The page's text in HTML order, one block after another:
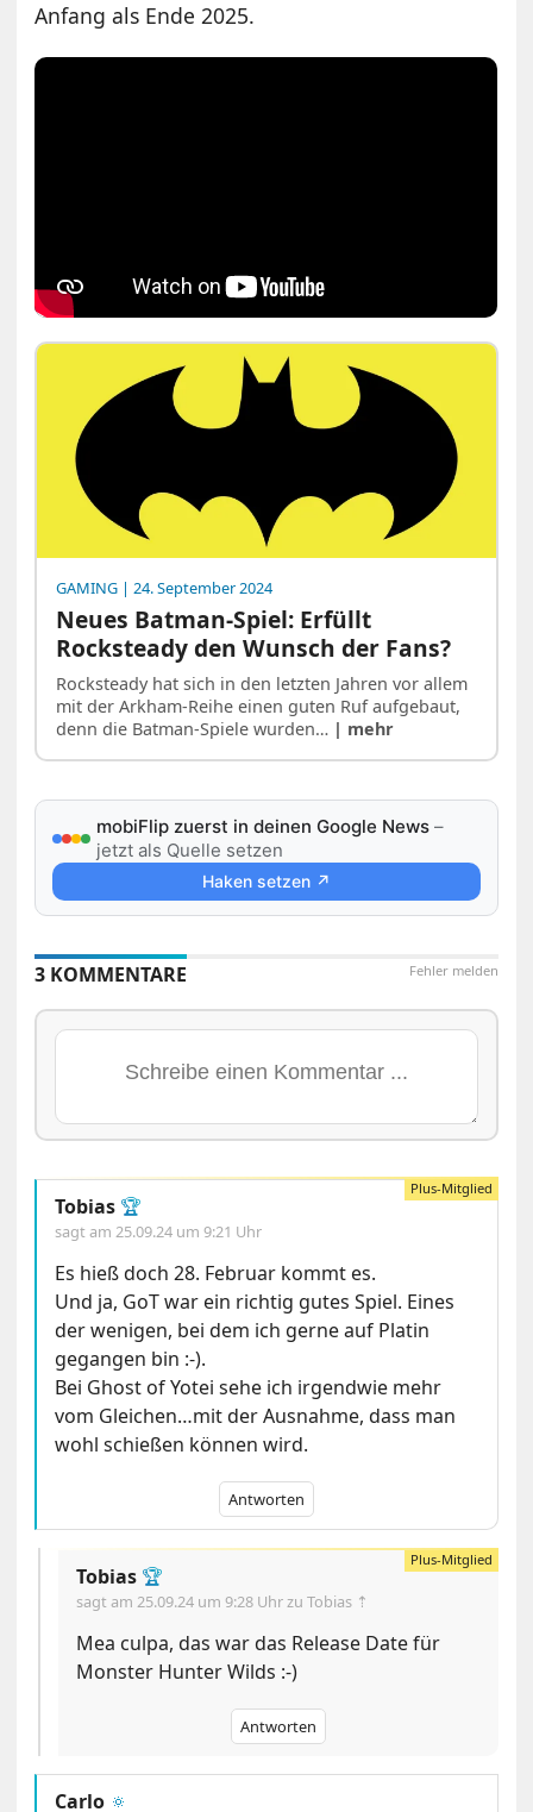
Anfang als Ende 2025.
GAMING | 24. September 2024
Neues Batman-Spiel: Erfüllt
Rocksteady den Wunsch der Fans?
Rocksteady hat sich in den letzten Jahren vor allem
mit der Arkham-Reihe einen guten Ruf aufgebaut,
denn die Batman-Spiele wurden… | mehr
mobiFlip zuerst in deinen Google News –
jetzt als Quelle setzen
Haken setzen ↗
Fehler melden
3 KOMMENTARE
Tobias 🏆
sagt am 25.09.24 um 9:21 Uhr
Es hieß doch 28. Februar kommt es.
Und ja, GoT war ein richtig gutes Spiel. Eines
der wenigen, bei dem ich gerne auf Platin
gegangen bin :-).
Bei Ghost of Yotei sehe ich irgendwie mehr
vom Gleichen…mit der Ausnahme, dass man
wohl schießen können wird.
Antworten
Tobias 🏆
sagt am 25.09.24 um 9:28 Uhr zu Tobias ⇡
Mea culpa, das war das Release Date für
Monster Hunter Wilds :-)
Antworten
Carlo 🔅